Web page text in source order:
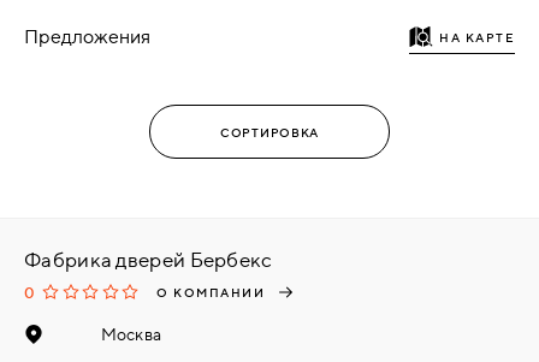
Предложения НА КАРТЕ
Фабрика дверей Бербекс
0 О КОМПАНИИ
Москва